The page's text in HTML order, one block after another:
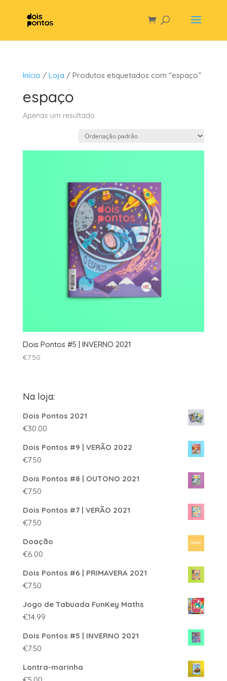
Início / Loja / Produtos etiquetados com “espaço”
espaço
Apenas um resultado
Dois Pontos #5 | INVERNO 2021
€7.50
Na loja:
Dois Pontos 2021
€30.00
Dois Pontos #9 | VERÃO 2022
€7.50
Dois Pontos #8 | OUTONO 2021
€7.50
Dois Pontos #7 | VERÃO 2021
€7.50
Doação
€6.00
Dois Pontos #6 | PRIMAVERA 2021
€7.50
Jogo de Tabuada FunKey Maths
€14.99
Dois Pontos #5 | INVERNO 2021
€7.50
Lontra-marinha